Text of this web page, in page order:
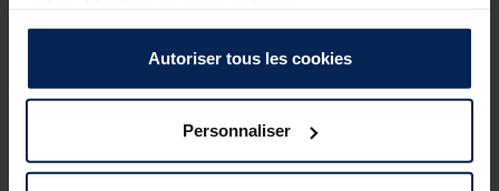
Autoriser tous les cookies
Personnaliser
Description
discret pour la pêche aux leurres ciblant les
des composants VMC® de haute qualité (agrafes et
émerillons), ces bas de ligne sont testés et
approuvés par notre équipe de pêcheurs en Europe.